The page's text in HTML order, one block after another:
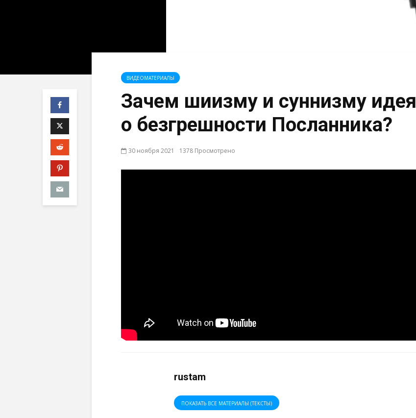
ВИДЕОМАТЕРИАЛЫ
Зачем шиизму и суннизму идея
о безгрешности Посланника?
30 ноября 2021 1378 Просмотрено
rustam
ПОКАЗАТЬ ВСЕ МАТЕРИАЛЫ (ТЕКСТЫ)